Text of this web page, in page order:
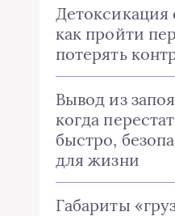
Детоксикация
как пройти
потерять
Вывод из
когда
быстро,
для жизни
Габариты